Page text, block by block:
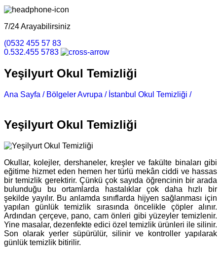
7/24 Arayabilirsiniz
(0532 455 57 83
0.532.455 5783
Yeşilyurt Okul Temizliği
Ana Sayfa / Bölgeler Avrupa / İstanbul Okul Temizliği /
Yeşilyurt Okul Temizliği
Okullar, kolejler, dershaneler, kreşler ve fakülte binaları gibi
eğitime hizmet eden hemen her türlü mekân ciddi ve hassas
bir temizlik gerektirir. Çünkü çok sayıda öğrencinin bir arada
bulunduğu bu ortamlarda hastalıklar çok daha hızlı bir
şekilde yayılır. Bu anlamda sınıflarda hijyen sağlanması için
yapılan günlük temizlik sırasında öncelikle çöpler alınır.
Ardından çerçeve, pano, cam önleri gibi yüzeyler temizlenir.
Yine masalar, dezenfekte edici özel temizlik ürünleri ile silinir.
Son olarak yerler süpürülür, silinir ve kontroller yapılarak
günlük temizlik bitirilir.